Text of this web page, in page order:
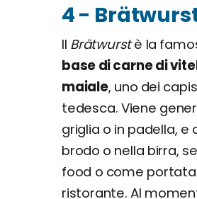
4 -
Il Brätwurstè la
base di carne di
maiale, uno dei
tedesca. Viene
griglia o in padella, e
brodo o nella birra,
food o come
ristorante. Al